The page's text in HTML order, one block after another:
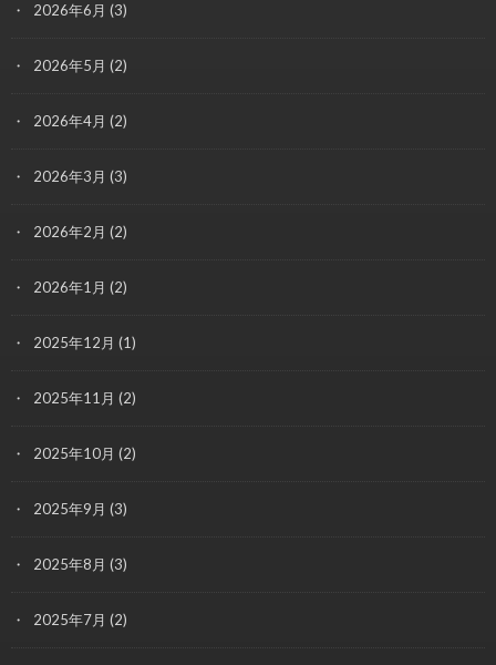
2026年6月 (3)
2026年5月 (2)
2026年4月 (2)
2026年3月 (3)
2026年2月 (2)
2026年1月 (2)
2025年12月 (1)
2025年11月 (2)
2025年10月 (2)
2025年9月 (3)
2025年8月 (3)
2025年7月 (2)